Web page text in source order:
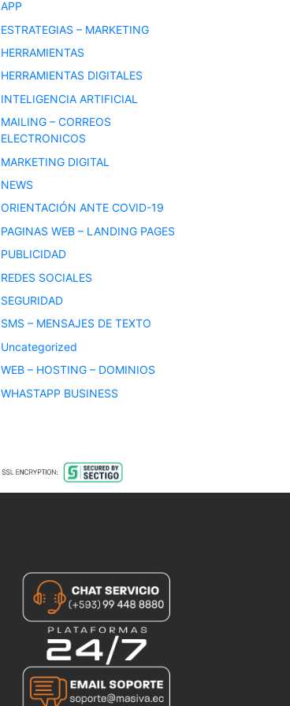
APP
ESTRATEGIAS – MARKETING
HERRAMIENTAS
HERRAMIENTAS DIGITALES
INTELIGENCIA ARTIFICIAL
MAILING – CORREOS
ELECTRONICOS
MARKETING DIGITAL
NEWS
ORIENTACIÓN ANTE COVID-19
PAGINAS WEB – LANDING PAGES
PUBLICIDAD
REDES SOCIALES
SEGURIDAD
SMS – MENSAJES DE TEXTO
Uncategorized
WEB – HOSTING – DOMINIOS
WHASTAPP BUSINESS